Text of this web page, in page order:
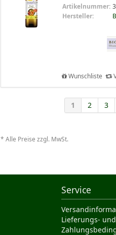
Artikelnummer:
Hersteller:
Wunschliste
1 2 3
* Alle Preise zzgl. MwSt.
Service
Lieferungs- und